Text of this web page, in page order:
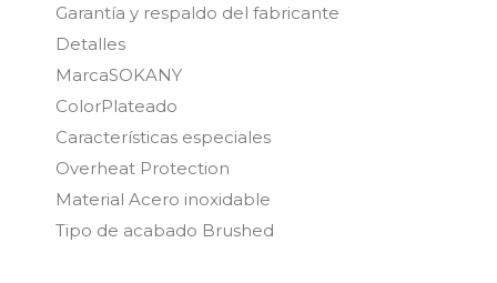
Garantía y respaldo del fabricante
Detalles
MarcaSOKANY
ColorPlateado
Características especiales
Overheat Protection
Material Acero inoxidable
Tipo de acabado Brushed